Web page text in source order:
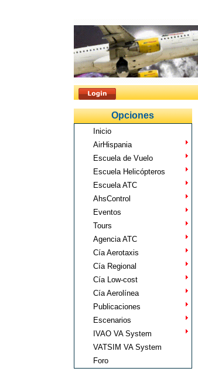
Opciones
Inicio
AirHispania
Escuela de Vuelo
Escuela Helicópteros
Escuela ATC
AhsControl
Eventos
Tours
Agencia ATC
Cía Aerotaxis
Cía Regional
Cía Low-cost
Cía Aerolínea
Publicaciones
Escenarios
IVAO VA System
VATSIM VA System
Foro